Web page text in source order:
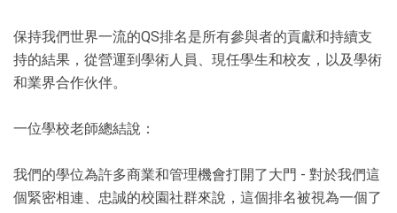
保持我們世界一流的QS排名是所有參與者的貢獻和持續支
持的結果，從營運到學術人員、現任學生和校友，以及學術
和業界合作伙伴。
一位學校老師總結說：
我們的學位為許多商業和管理機會打開了大門 - 對於我們這
個緊密相連、忠誠的校園社群來說，這個排名被視為一個了